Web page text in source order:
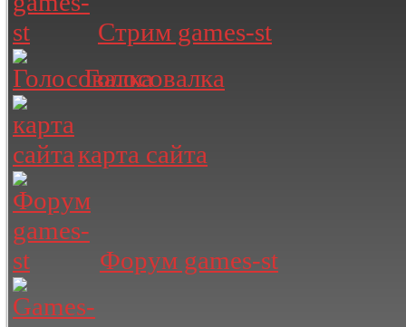
Стрим games-st
Голосовалка
карта сайта
Форум games-st